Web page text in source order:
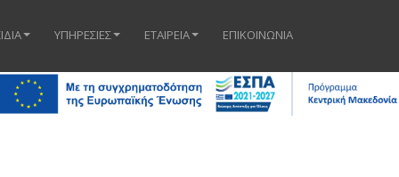
ΥΠΗΡΕΣΙΕΣ ΕΤΑΙΡΕΙΑ ΕΠΙΚΟΙΝΩΝΙΑ